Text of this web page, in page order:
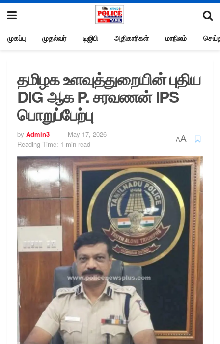
முகப்பு முதல்வர் டிஜிபி அதிகாரிகள் மாநிலம்
தமிழக உளவுத்துறையின் புதிய
DIG ஆக P. சரவணன் IPS
பொறுப்பேற்பு
by Admin3
May 17, 2026
Reading Time: 1 min read
AA